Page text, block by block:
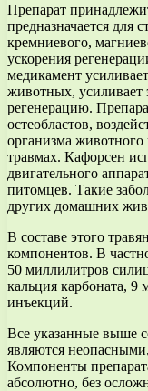
Препарат
предназначается для
кремниевого,
ускорения
медикамент
животных, усиливает
регенерацию.
остеобластов,
организма
травмах. Кафорсен
двигательного
питомцев. Такие
других домашних
В составе этого
компонентов. В
50 миллилитров
кальция карбоната, 9
инъекций.
Все указанные выше
являются
Компоненты
абсолютно, без